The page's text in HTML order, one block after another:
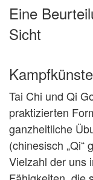
Eine
Sicht
Tai Chi und Qi
praktizierten
ganzheitliche
(chinesisch „Qi“
Vielzahl der uns